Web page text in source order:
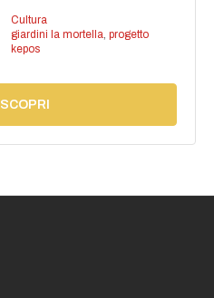
Cultura
giardini la mortella progetto
kepos
SCOPRI